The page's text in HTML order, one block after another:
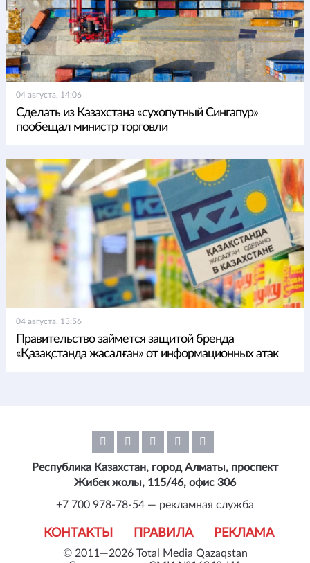
04 августа, 14:06
Сделать из Казахстана «сухопутный Сингапур»
пообещал министр торговли
04 августа, 13:56
Правительство займется защитой бренда
«Қазақстанда жасалған» от информационных атак
© 2011—2026 Total Media Qazaqstan
КОНТАКТЫ ПРАВИЛА РЕКЛАМА
Республика Казахстан, город Алматы, проспект
Жибек жолы, 115/46, офис 306
+7 700 978-78-54 — рекламная служба